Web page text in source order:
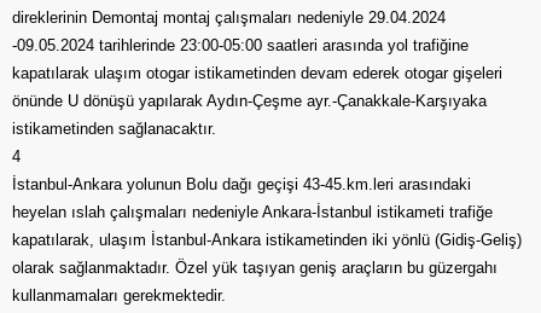
direklerinin Demontaj montaj çalışmaları nedeniyle 29.04.2024
-09.05.2024 tarihlerinde 23:00-05:00 saatleri arasında yol trafiğine
kapatılarak ulaşım otogar istikametinden devam ederek otogar gişeleri
önünde U dönüşü yapılarak Aydın-Çeşme ayr.-Çanakkale-Karşıyaka
istikametinden sağlanacaktır.
4
İstanbul-Ankara yolunun Bolu dağı geçişi 43-45.km.leri arasındaki
heyelan ıslah çalışmaları nedeniyle Ankara-İstanbul istikameti trafiğe
kapatılarak, ulaşım İstanbul-Ankara istikametinden iki yönlü (Gidiş-Geliş)
olarak sağlanmaktadır. Özel yük taşıyan geniş araçların bu güzergahı
kullanmamaları gerekmektedir.